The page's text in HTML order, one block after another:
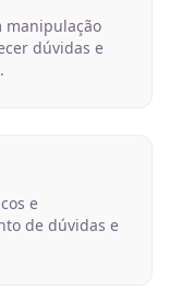
manipulação
dúvidas e
e
de dúvidas e